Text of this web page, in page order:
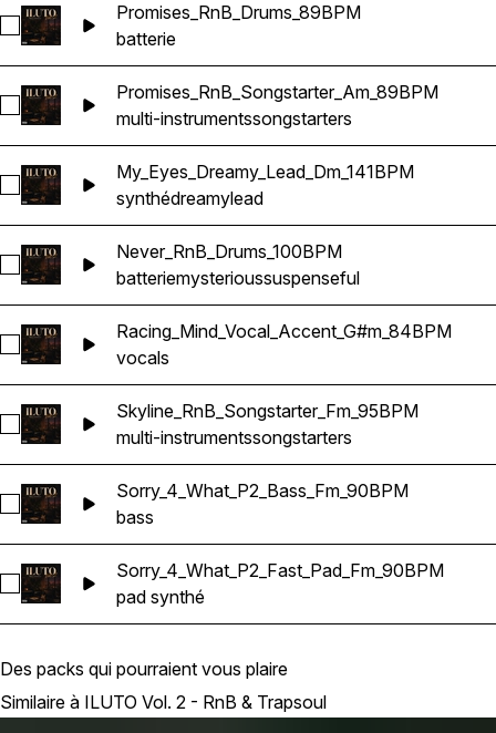
Sélectionnez Promises_RnB_Drums_89BPM
Promises_RnB_Drums_89BPM
batterie
Sélectionnez Promises_RnB_Songstarter_Am_89BPM
Promises_RnB_Songstarter_Am_89BPM
multi-instrumentssongstarters
Sélectionnez My_Eyes_Dreamy_Lead_Dm_141BPM
My_Eyes_Dreamy_Lead_Dm_141BPM
synthédreamylead
Sélectionnez Never_RnB_Drums_100BPM
Never_RnB_Drums_100BPM
batteriemysterioussuspenseful
Sélectionnez Racing_Mind_Vocal_Accent_G#m_84BPM
Racing_Mind_Vocal_Accent_G#m_84BPM
vocals
Sélectionnez Skyline_RnB_Songstarter_Fm_95BPM
Skyline_RnB_Songstarter_Fm_95BPM
multi-instrumentssongstarters
Sélectionnez Sorry_4_What_P2_Bass_Fm_90BPM
Sorry_4_What_P2_Bass_Fm_90BPM
bass
Sélectionnez Sorry_4_What_P2_Fast_Pad_Fm_90BPM
Sorry_4_What_P2_Fast_Pad_Fm_90BPM
pad synthé
Des packs qui pourraient vous plaire
Similaire à ILUTO Vol. 2 - RnB & Trapsoul